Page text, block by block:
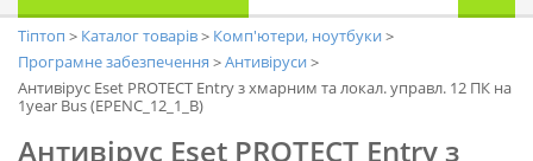
Тіптоп Каталог товарів
Комп'ютери, ноутбуки
Програмне забезпечення
Антивіруси
Антивірус Eset PROTECT Entry з хмарним та локал. управл. 12 ПК на
1year Bus (EPENC_12_1_B)
Антивірус Eset PROTECT Entry з